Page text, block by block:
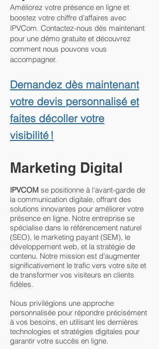
Améliorez votre présence en ligne et
boostez votre chiffre d’affaires avec
IPVCom. Contactez-nous dès maintenant
pour une démo gratuite et découvrez
comment nous pouvons vous
accompagner.
Demandez dès maintenant
votre devis personnalisé et
faites décoller votre
visibilité !
Marketing Digital
IPVCOM se positionne à l'avant-garde de
la communication digitale, offrant des
solutions innovantes pour améliorer votre
présence en ligne. Notre entreprise se
spécialise dans le référencement naturel
(SEO), le marketing payant (SEM), le
développement web, et la stratégie de
contenu. Notre mission est d'augmenter
significativement le trafic vers votre site et
de transformer vos visiteurs en clients
fidèles.
Nous privilégions une approche
personnalisée pour répondre précisément
à vos besoins, en utilisant les dernières
technologies et stratégies digitales pour
garantir votre succès en ligne.